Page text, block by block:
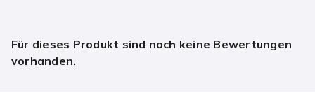
Für dieses Produkt sind noch keine Bewertungen
vorhanden.